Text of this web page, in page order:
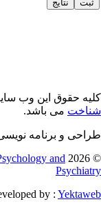
حقوق این وب
می باشد.
و برنامه نویسی
©
Psychology and
by :